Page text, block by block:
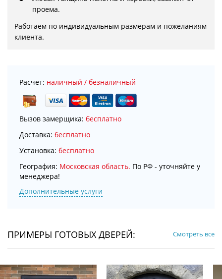
проема.
Работаем по индивидуальным размерам и пожеланиям
клиента.
Расчет: наличный / безналичный
Вызов замерщика: бесплатно
Доставка: бесплатно
Установка: бесплатно
География: Московская область. По РФ - уточняйте у
менеджера!
Дополнительные услуги
ПРИМЕРЫ ГОТОВЫХ ДВЕРЕЙ: Смотреть все